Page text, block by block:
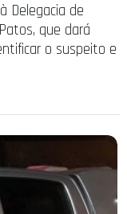
Delegacia de
que dará
o suspeito e